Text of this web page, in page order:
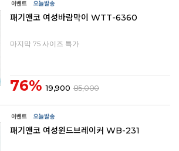
패기앤코 여성바람막이 WTT-6360
마지막 75 사이즈 특가
76% 19,900 85,000
패기앤코 여성윈드브레이커 WB-231